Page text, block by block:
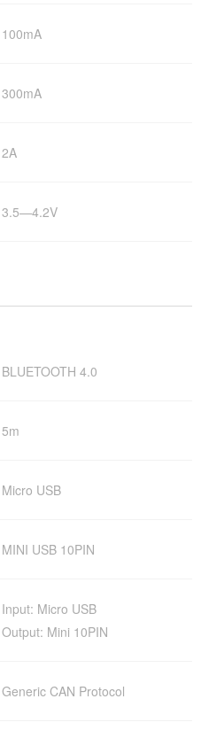
100mA
300mA
2A
3.5—4.2V
BLUETOOTH 4.0
5m
Micro USB
MINI USB 10PIN
Input: Micro USB
Output: Mini 10PIN
Generic CAN Protocol